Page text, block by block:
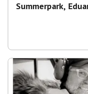
Summerpark,